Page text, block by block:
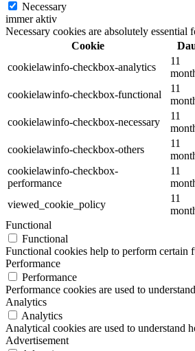
Necessary
immer aktiv
Necessary cookies are absolutely
Cookie
cookielawinfo-checkbox-analytics
11
cookielawinfo-checkbox-functional
11
cookielawinfo-checkbox-necessary
11
cookielawinfo-checkbox-others
11
cookielawinfo-checkbox-
performance
11
viewed_cookie_policy
11
Functional
Functional
Functional cookies help to perform certain
Performance
Performance
Performance cookies are used to
Analytics
Analytics
Analytical cookies are used to understand
Advertisement